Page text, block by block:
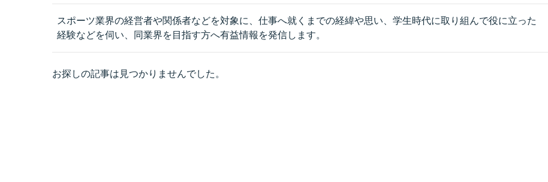
スポーツ業界の経営者や関係者などを対象に、仕事へ就くまでの経緯や思い、学生時代に取り組んで役に立った
経験などを伺い、同業界を目指す方へ有益情報を発信します。
お探しの記事は見つかりませんでした。